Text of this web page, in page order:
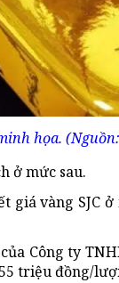
họa.
ở mức sau.
giá vàng SJC
Công ty
triệu đồng/